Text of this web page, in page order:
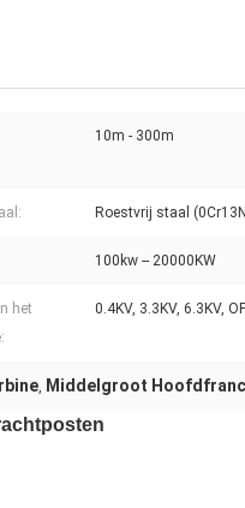
10m - 300m
Roestvrij staal
100kw -- 20000KW
het
0.4KV, 3.3KV, 6.3KV,
, Middelgroot